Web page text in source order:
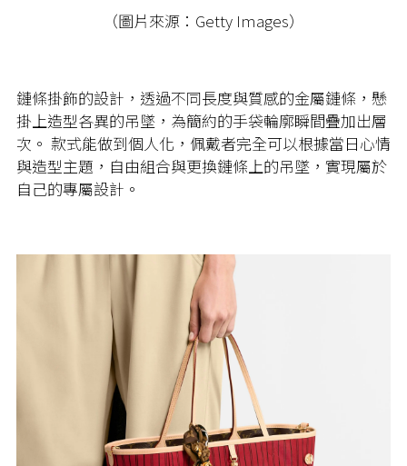
（圖片來源：Getty Images）
鏈條掛飾的設計，透過不同長度與質感的金屬鏈條，懸
掛上造型各異的吊墜，為簡約的手袋輪廓瞬間疊加出層
次。 款式能做到個人化，佩戴者完全可以根據當日心情
與造型主題，自由組合與更換鏈條上的吊墜，實現屬於
自己的專屬設計。